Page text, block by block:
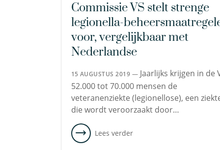
Commissie VS stelt strenge
legionella-
voor, vergelijkbaar met
Nederlandse
15 AUGUSTUS 2019 — Jaarlijks krijgen in de
52.000 tot 70.000 mensen de
veteranenziekte (legionellose), een
die wordt veroorzaakt door…
Lees verder